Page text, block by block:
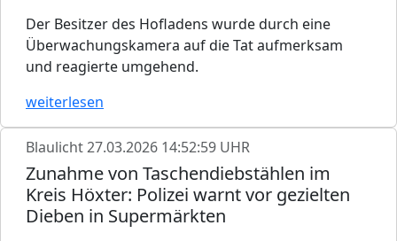
Der Besitzer des Hofladens wurde durch eine
Überwachungskamera auf die Tat aufmerksam
und reagierte umgehend.
weiterlesen
Blaulicht27.03.2026 14:52:59 UHR
Zunahme von Taschendiebstählen im
Kreis Höxter: Polizei warnt vor gezielten
Dieben in Supermärkten